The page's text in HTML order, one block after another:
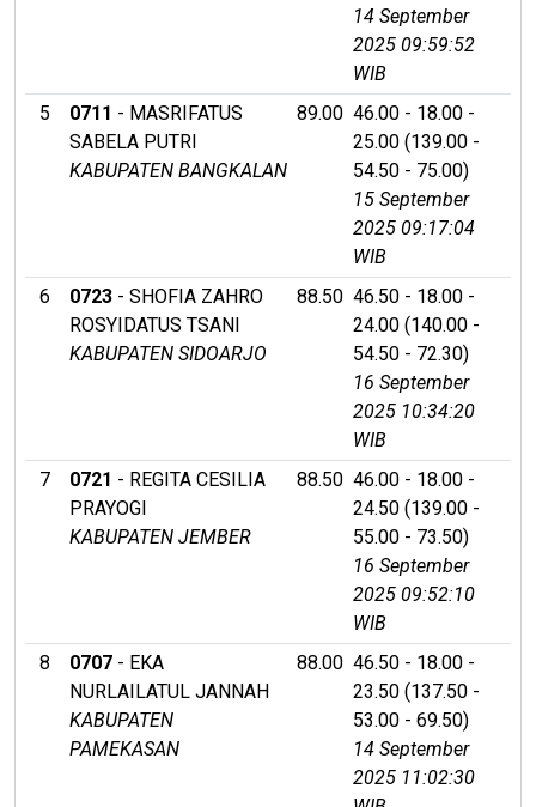
14 September
2025 09:59:52
WIB
5
0711 - MASRIFATUS
SABELA PUTRI
KABUPATEN BANGKALAN
89.00 46.00 - 18.00 -
25.00 (139.00 -
54.50 - 75.00)
15 September
2025 09:17:04
WIB
6
0723 - SHOFIA ZAHRO
ROSYIDATUS TSANI
KABUPATEN SIDOARJO
88.50 46.50 - 18.00 -
24.00 (140.00 -
54.50 - 72.30)
16 September
2025 10:34:20
WIB
7
0721 - REGITA CESILIA
PRAYOGI
KABUPATEN JEMBER
88.50 46.00 - 18.00 -
24.50 (139.00 -
55.00 - 73.50)
16 September
2025 09:52:10
WIB
8
0707 - EKA
NURLAILATUL JANNAH
KABUPATEN
PAMEKASAN
88.00 46.50 - 18.00 -
23.50 (137.50 -
53.00 - 69.50)
14 September
2025 11:02:30